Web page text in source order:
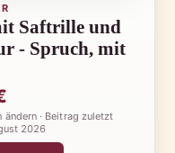
Saftrille und
- Spruch, mit
· Beitrag zuletzt
2026